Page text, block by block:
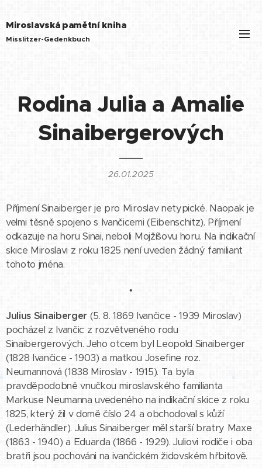
Miroslavská pamětní kniha
Misslitzer-Gedenkbuch
Rodina Julia a Amalie
Sinaibergerových
26.01.2025
Příjmení Sinaiberger je pro Miroslav netypické. Naopak je
velmi těsně spojeno s Ivančicemi (Eibenschitz). Příjmení
odkazuje na horu Sinai, neboli Mojžíšovu horu. Na indikační
skice Miroslavi z roku 1825 není uveden žádný familiant
tohoto jména.
•
Julius Sinaiberger (5. 8. 1869 Ivančice - 1939 Miroslav)
pocházel z Ivančic z rozvětveného rodu
Sinaibergerových. Jeho otcem byl Leopold Sinaiberger
(1828 Ivančice - 1903) a matkou Josefine roz.
Neumannová (1838 Miroslav - 1915). Ta byla
pravděpodobně vnučkou miroslavského familianta
Markuse Neumanna uvedeného na indikační skice z roku
1825, který žil v domě číslo 24 a obchodoval s kůží
(Lederhändler). Julius Sinaiberger měl starší bratry Maxe
(1863 - 1940) a Eduarda (1866 - 1929). Juliovi rodiče i oba
bratři jsou pochováni na ivančickém židovském hřbitově.